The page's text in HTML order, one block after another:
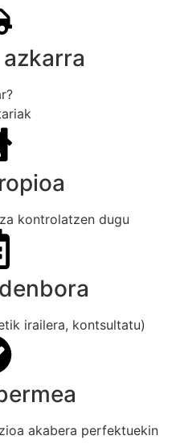
kontrolatzen dugu
irailera, kontsultatu)
akabera perfektuekin